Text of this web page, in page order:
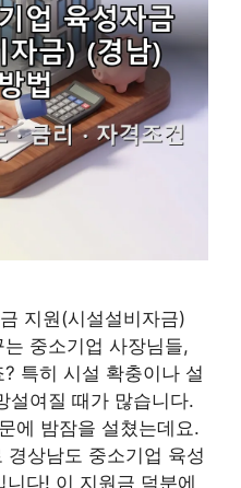
지원(시설설비자금)
중소기업 사장님들,
특히 시설 확충이나 설
설여질 때가 많습니다.
에 밤잠을 설쳤는데요.
상남도 중소기업 육성
다! 이 지원금 덕분에